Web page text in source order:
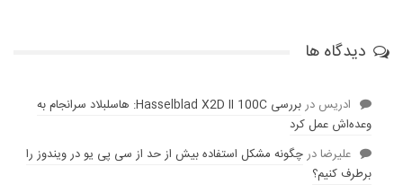
دیدگاه ها
ادریس در
بررسی Hasselblad X2D II 100C: هاسلبلاد سرانجام به
وعده‌‌اش عمل کرد
عليرضادرچگونه مشکل استفاده بیش از حد از سی پی یو در ویندوز را
برطرف کنیم؟